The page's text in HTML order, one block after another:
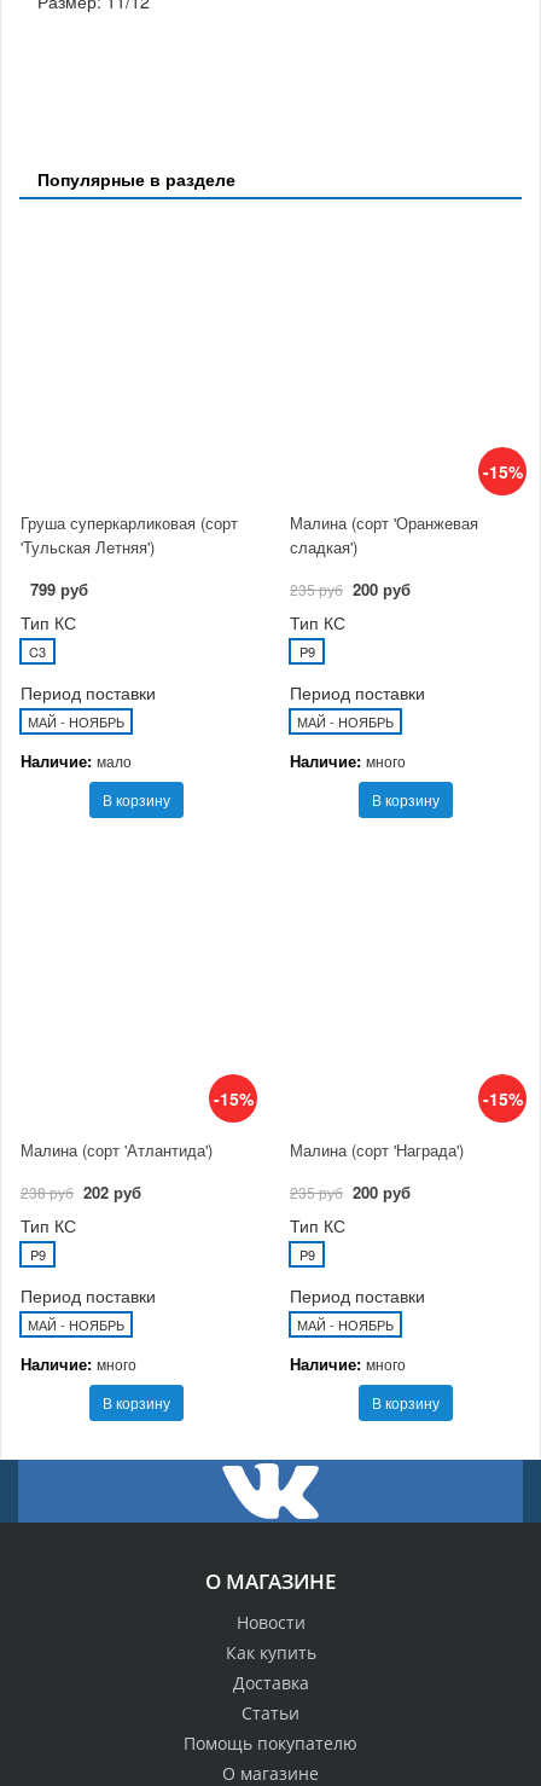
Популярные в разделе
Груша суперкарликовая (сорт
'Тульская Летняя')
799 руб
Тип КС
C3
Период поставки
МАЙ - НОЯБРЬ
Наличие: мало
В корзину
-15%
Малина (сорт 'Оранжевая
сладкая')
235 руб 200 руб
Тип КС
P9
Период поставки
МАЙ - НОЯБРЬ
Наличие: много
В корзину
-15%
Малина (сорт 'Атлантида')
238 руб 202 руб
Тип КС
P9
Период поставки
МАЙ - НОЯБРЬ
Наличие: много
В корзину
-15%
Малина (сорт 'Награда')
235 руб 200 руб
Тип КС
P9
Период поставки
МАЙ - НОЯБРЬ
Наличие: много
В корзину
О МАГАЗИНЕ
Новости
Как купить
Доставка
Статьи
Помощь покупателю
О магазине